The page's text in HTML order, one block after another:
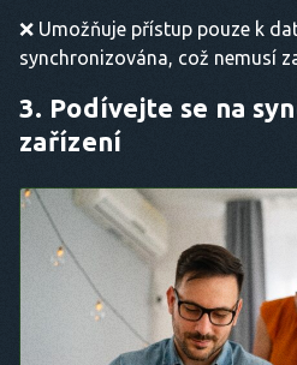
❌ Umožňuje přístup pouze k
synchronizována, což nemusí
3. Podívejte se na
zařízení